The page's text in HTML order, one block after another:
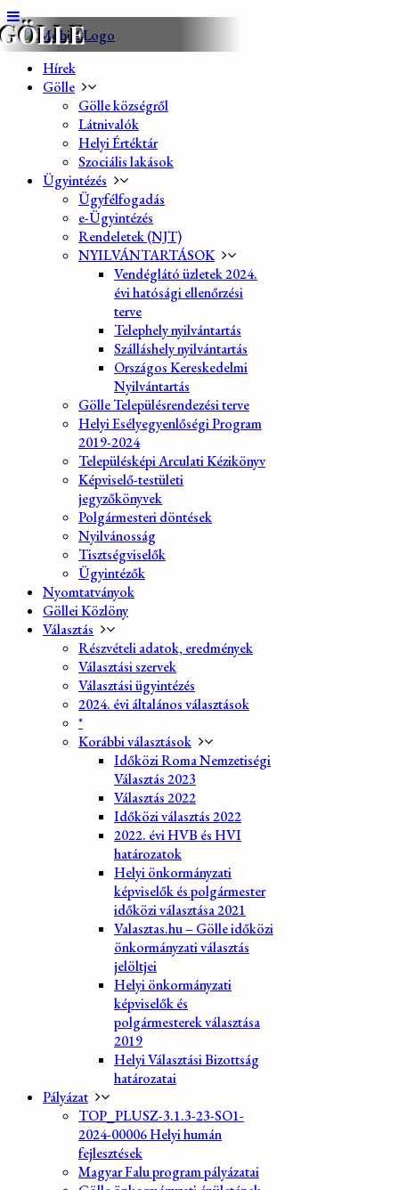
Hírek
Gölle
Gölle községről
Látnivalók
Helyi Értéktár
Szociális lakások
Ügyintézés
Ügyfélfogadás
e-Ügyintézés
Rendeletek (NJT)
NYILVÁNTARTÁSOK
Vendéglátó üzletek 2024.
évi hatósági ellenőrzési
terve
Telephely nyilvántartás
Szálláshely nyilvántartás
Országos Kereskedelmi
Nyilvántartás
Gölle Településrendezési terve
Helyi Esélyegyenlőségi Program
2019-2024
Településképi Arculati Kézikönyv
Képviselő-testületi
jegyzőkönyvek
Polgármesteri döntések
Nyilvánosság
Tisztségviselők
Ügyintézők
Nyomtatványok
Göllei Közlöny
Választás
Részvételi adatok, eredmények
Választási szervek
Választási ügyintézés
2024. évi általános választások
*
Korábbi választások
Időközi Roma Nemzetiségi
Választás 2023
Választás 2022
Időközi választás 2022
2022. évi HVB és HVI
határozatok
Helyi önkormányzati
képviselők és polgármester
időközi választása 2021
Valasztas.hu – Gölle időközi
önkormányzati választás
jelöltjei
Helyi önkormányzati
képviselők és
polgármesterek választása
2019
Helyi Választási Bizottság
határozatai
Pályázat
TOP_PLUSZ-3.1.3-23-SO1-
2024-00006 Helyi humán
fejlesztések
Magyar Falu program pályázatai
GÖLLE